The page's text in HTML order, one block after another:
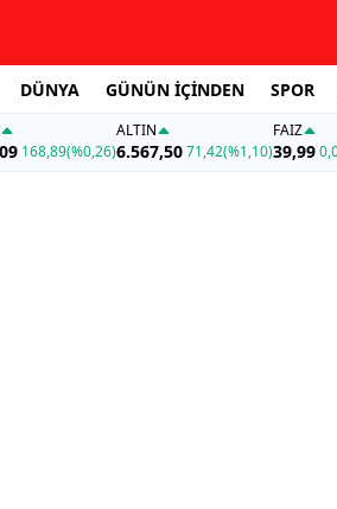
DÜNYA GÜNÜN İÇİNDEN SPOR
168,89(%0,26)
ALTIN
6.567,5071,42(%1,10)
FAİZ
39,99